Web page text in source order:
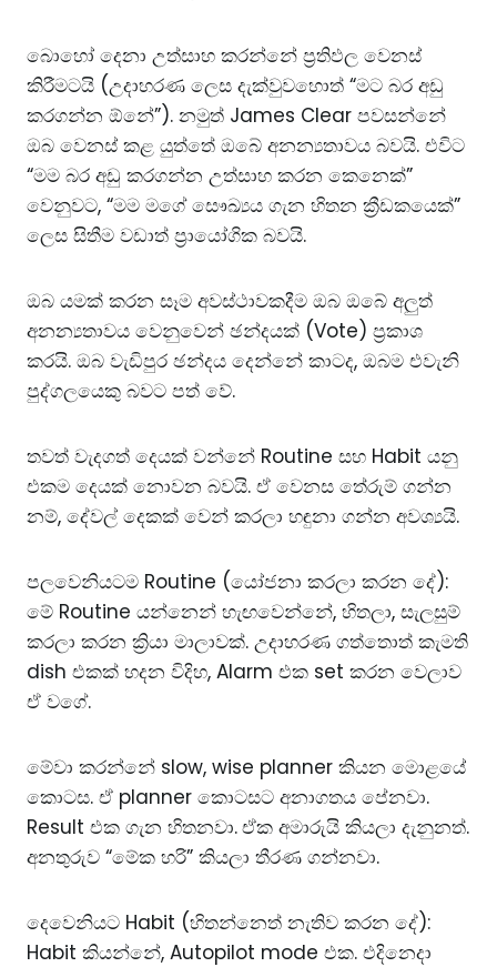
බොහෝ දෙනා උත්සාහ කරන්නේ ප්‍රතිඵල වෙනස්
කිරීමටයි (උදාහරණ ලෙස දැක්වුවහොත් “මට බර අඩු
කරගන්න ඕනේ”). නමුත් James Clear පවසන්නේ
ඔබ වෙනස් කළ යුත්තේ ඔබේ අනන්‍යතාවය බවයි. එවිට
“මම බර අඩු කරගන්න උත්සාහ කරන කෙනෙක්”
වෙනුවට, “මම මගේ සෞඛ්‍යය ගැන හිතන ක්‍රීඩකයෙක්”
ලෙස සිතීම වඩාත් ප්‍රායෝගික බවයි.
ඔබ යමක් කරන සෑම අවස්ථාවකදීම ඔබ ඔබේ අලුත්
අනන්‍යතාවය වෙනුවෙන් ඡන්දයක් (Vote) ප්‍රකාශ
කරයි. ඔබ වැඩිපුර ඡන්දය දෙන්නේ කාටද, ඔබම එවැනි
පුද්ගලයෙකු බවට පත් වේ.
තවත් වැදගත් දෙයක් වන්නේ Routine සහ Habit යනු
එකම දෙයක් නොවන බවයි. ඒ වෙනස තේරුම් ගන්න
නම්, දේවල් දෙකක් වෙන් කරලා හඳුනා ගන්න අවශ්‍යයි.
පලවෙනියටම Routine (යෝජනා කරලා කරන දේ):
මේ Routine යන්නෙන් හැඟවෙන්නේ, හිතලා, සැලසුම්
කරලා කරන ක්‍රියා මාලාවක්. උදාහරණ ගත්තොත් කැමති
dish එකක් හදන විදිහ, Alarm එක set කරන වෙලාව
ඒ වගේ.
මේවා කරන්නේ slow, wise planner කියන මොළයේ
කොටස. ඒ planner කොටසට අනාගතය පේනවා.
Result එක ගැන හිතනවා.ඒක අමාරුයි කියලා දැනුනත්.
අනතුරුව “මේක හරි” කියලා තීරණ ගන්නවා.
දෙවෙනියට Habit (හිතන්නෙත් නැතිව කරන දේ):
Habit කියන්නේ, Autopilot mode එක. එදිනෙදා